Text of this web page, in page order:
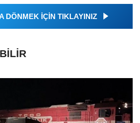
DÖNMEK İÇİN TIKLAYINIZ